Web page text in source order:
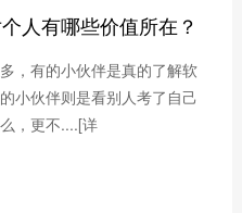
人有哪些价值所在？
，有的小伙伴是真的了解软
小伙伴则是看别人考了自己
，更不....[详